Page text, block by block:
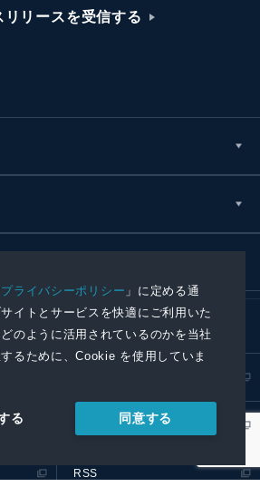
プライバシーポリシー 」に定める通
イトとサービスを快適にご利用いた
のように活用されているのかを当社
るために、Cookie を使用していま
る 同意する
リリースを受信する
プレスリリース取扱基準
RSS